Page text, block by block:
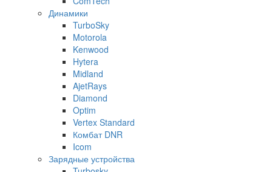
Динамики
TurboSky
Motorola
Kenwood
Hytera
Midland
AjetRays
Diamond
Optim
Vertex Standard
Комбат DNR
Icom
Зарядные устройства